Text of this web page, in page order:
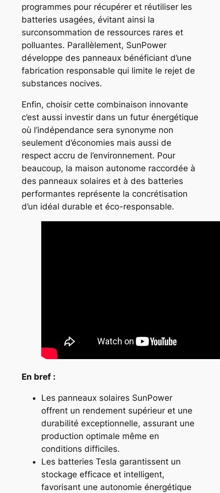
programmes pour récupérer et réutiliser les
batteries usagées, évitant ainsi la
surconsommation de ressources rares et
polluantes. Parallèlement, SunPower
développe des panneaux bénéficiant d’une
fabrication responsable qui limite le rejet de
substances nocives.
Enfin, choisir cette combinaison innovante
c’est aussi investir dans un futur énergétique
où l’indépendance sera synonyme non
seulement d’économies mais aussi de
respect accru de l’environnement. Pour
beaucoup, la maison autonome raccordée à
des panneaux solaires et à des batteries
performantes représente la concrétisation
d’un idéal durable et éco-responsable.
En bref :
Les panneaux solaires SunPower
offrent un rendement supérieur et une
durabilité exceptionnelle, assurant une
production optimale même en
conditions difficiles.
Les batteries Tesla garantissent un
stockage efficace et intelligent,
favorisant une autonomie énergétique